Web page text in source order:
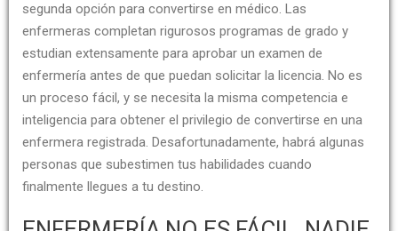
segunda opción para convertirse en médico. Las
enfermeras completan rigurosos programas de grado y
estudian extensamente para aprobar un examen de
enfermería antes de que puedan solicitar la licencia. No es
un proceso fácil, y se necesita la misma competencia e
inteligencia para obtener el privilegio de convertirse en una
enfermera registrada. Desafortunadamente, habrá algunas
personas que subestimen tus habilidades cuando
finalmente llegues a tu destino.